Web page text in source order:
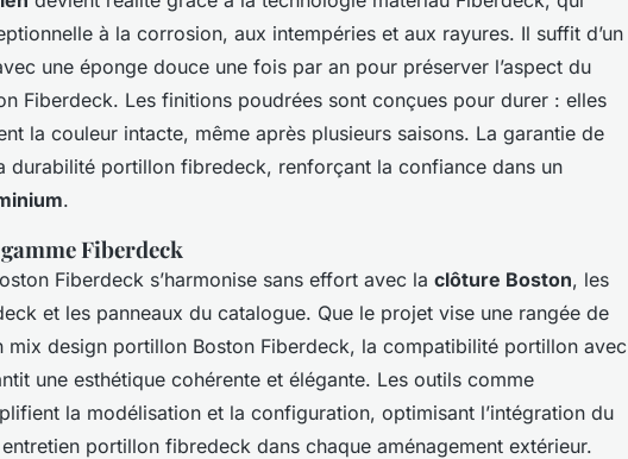
à la corrosion, aux intempéries et aux rayures. Il suffit d’un
une éponge douce une fois par an pour préserver l’aspect du
Fiberdeck. Les finitions poudrées sont conçues pour durer : elles
la couleur intacte, même après plusieurs saisons. La garantie de
durabilité portillon fibredeck, renforçant la confiance dans un
.
Fiberdeck
Fiberdeck s’harmonise sans effort avec la clôture Boston, les
et les panneaux du catalogue. Que le projet vise une rangée de
mix design portillon Boston Fiberdeck, la compatibilité portillon avec
une esthétique cohérente et élégante. Les outils comme
la modélisation et la configuration, optimisant l’intégration du
portillon fibredeck dans chaque aménagement extérieur.